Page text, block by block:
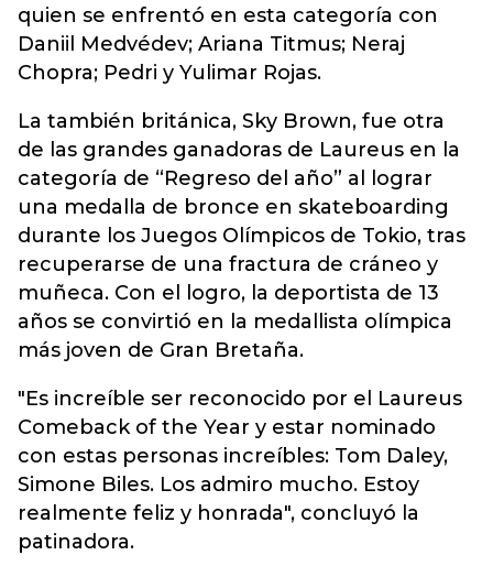
quien se enfrentó en esta categoría con
Daniil Medvédev; Ariana Titmus; Neraj
Chopra; Pedri y Yulimar Rojas.
La también británica, Sky Brown, fue otra
de las grandes ganadoras de Laureus en la
categoría de “Regreso del año” al lograr
una medalla de bronce en skateboarding
durante los Juegos Olímpicos de Tokio, tras
recuperarse de una fractura de cráneo y
muñeca. Con el logro, la deportista de 13
años se convirtió en la medallista olímpica
más joven de Gran Bretaña.
"Es increíble ser reconocido por el Laureus
Comeback of the Year y estar nominado
con estas personas increíbles: Tom Daley,
Simone Biles. Los admiro mucho. Estoy
realmente feliz y honrada", concluyó la
patinadora.